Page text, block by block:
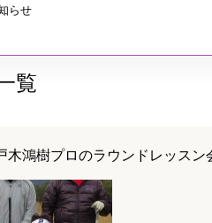
らせ
覧
木鴻樹プロのラウンドレッスン